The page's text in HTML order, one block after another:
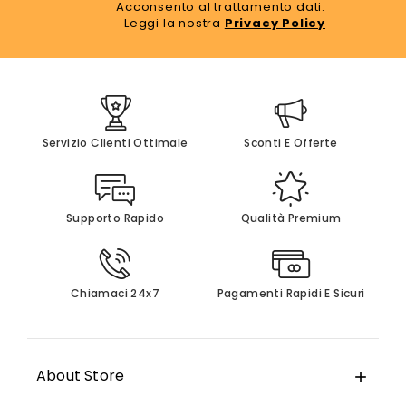
Acconsento al trattamento dati.
Leggi la nostra Privacy Policy
Servizio Clienti Ottimale Sconti E Offerte
Supporto Rapido Qualità Premium
Chiamaci 24x7 Pagamenti Rapidi E Sicuri
About Store 